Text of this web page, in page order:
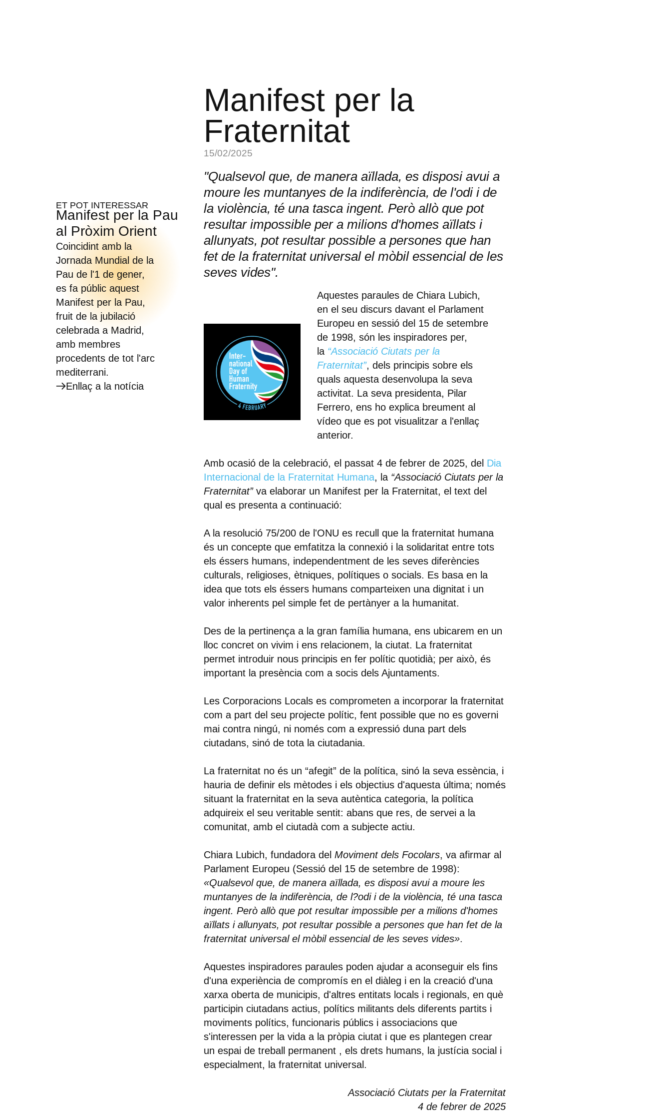
ET POT INTERESSAR
Manifest per la Pau
al Pròxim Orient
Coincidint amb la
Jornada Mundial de la
Pau de l'1 de gener,
es fa públic aquest
Manifest per la Pau,
fruit de la jubilació
celebrada a Madrid,
amb membres
procedents de tot l'arc
mediterrani.
Enllaç a la notícia
Manifest per la
Fraternitat
15/02/2025
"Qualsevol que, de manera aïllada, es disposi avui a
moure les muntanyes de la indiferència, de l'odi i de
la violència, té una tasca ingent. Però allò que pot
resultar impossible per a milions d'homes aïllats i
allunyats, pot resultar possible a persones que han
fet de la fraternitat universal el mòbil essencial de les
seves vides".
Aquestes paraules de Chiara Lubich,
en el seu discurs davant el Parlament
Europeu en sessió del 15 de setembre
de 1998, són les inspiradores per,
la “Associació Ciutats per la
Fraternitat”, dels principis sobre els
quals aquesta desenvolupa la seva
activitat. La seva presidenta, Pilar
Ferrero, ens ho explica breument al
vídeo que es pot visualitzar a l'enllaç
anterior.
Amb ocasió de la celebració, el passat4 de febrer de 2025, del Dia
Internacional de la Fraternitat Humana, la “Associació Ciutats per la
Fraternitat”va elaborar un Manifest per la Fraternitat,el text del
qual es presenta a continuació:
A la resolució 75/200 de l'ONU es recull que la fraternitat humana
és un concepte que emfatitza la connexió i la solidaritat entre tots
els éssers humans, independentment de les seves diferències
culturals, religioses, ètniques, polítiques o socials. Es basa en la
idea que tots els éssers humans comparteixen una dignitat i un
valor inherents pel simple fet de pertànyer a la humanitat.
Des de la pertinença a la gran família humana, ens ubicarem en un
lloc concret on vivim i ens relacionem, la ciutat. La fraternitat
permet introduir nous principis en fer polític quotidià; per això, és
important la presència com a socis dels Ajuntaments.
Les Corporacions Locals es comprometen a incorporar la fraternitat
com a part del seu projecte polític, fent possible que no es governi
mai contra ningú, ni només com a expressió duna part dels
ciutadans, sinó de tota la ciutadania.
La fraternitat no és un “afegit” de la política, sinó la seva essència, i
hauria de definir els mètodes i els objectius d'aquesta última; només
situant la fraternitat en la seva autèntica categoria, la política
adquireix el seu veritable sentit: abans que res, de servei a la
comunitat, amb el ciutadà com a subjecte actiu.
Chiara Lubich, fundadora delMoviment dels Focolars, va afirmar al
Parlament Europeu (Sessió del 15 de setembre de 1998):
«Qualsevol que, de manera aïllada, es disposi avui a moure les
muntanyes de la indiferència, de l?odi i de la violència, té una tasca
ingent. Però allò que pot resultar impossible per a milions d'homes
aïllats i allunyats, pot resultar possible a persones que han fet de la
fraternitat universal el mòbil essencial de les seves vides».
Aquestes inspiradores paraules poden ajudar a aconseguir els fins
d'una experiència de compromís en el diàleg i en la creació d'una
xarxa oberta de municipis, d'altres entitats locals i regionals, en què
participin ciutadans actius, polítics militants dels diferents partits i
moviments polítics, funcionaris públics i associacions que
s'interessen per la vida a la pròpia ciutat i que es plantegen crear
un espai de treball permanent , els drets humans, la justícia social i
especialment, la fraternitat universal.
Associació Ciutats per la Fraternitat
4 de febrer de 2025